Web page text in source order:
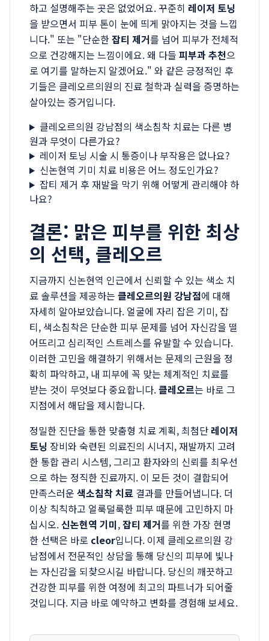
하고 설명해주는 곳은 없었어요. 꾸준히 레이저 토닝
을 받으면서 피부 톤이 눈에 띄게 맑아지는 것을 느낍
니다." 또는 "단순한잡티 제거를 넘어 피부가 전체적
으로 건강해지는 느낌이에요. 왜 다들 피부과 추천으
로 여기를 말하는지 알겠어요." 와 같은 긍정적인 후
기들은 클레오르의원의 진료 철학과 실력을 증명하는
살아있는 증거입니다.
클레오르의원 강남점의 색소침착 치료는 다른 병
원과 무엇이 다른가요?
레이저 토닝 시술 시 통증이나 부작용은 없나요?
신논현역 기미 치료 비용은 어느 정도인가요?
잡티 제거 후 재발을 막기 위해 어떻게 관리해야 하
나요?
결론: 맑은 피부를 위한 최상
의 선택, 클레오르
지금까지 신논현역 인근에서 신뢰할 수 있는 색소 치
료 솔루션을 제공하는 클레오르의원 강남점에 대해
자세히 알아보았습니다. 얼굴에 자리 잡은 기미, 잡
티, 색소침착은 단순한 피부 문제를 넘어 자신감을 떨
어뜨리고 심리적인 스트레스를 유발할 수 있습니다.
이러한 고민을 해결하기 위해서는 문제의 근원을 정
확히 파악하고, 내 피부에 꼭 맞는 체계적인 치료를
받는 것이 무엇보다 중요합니다.클레오르는 바로 그
지점에서 해답을 제시합니다.
정밀한 진단을 통한 맞춤형 치료 계획, 최첨단 레이저
토닝 장비와 숙련된 의료진의 시너지, 재발까지 고려
한 통합 관리 시스템, 그리고 환자와의 신뢰를 최우선
으로 하는 정직한 진료까지. 이 모든 것이 결합되어
만족스러운 색소침착 치료 결과를 만들어냅니다. 더
이상 칙칙하고 얼룩덜룩한 피부 때문에 고민하지 마
십시오.신논현역 기미,잡티 제거를 위한 가장 현명
한 선택은 바로 cleor입니다. 이제 클레오르의원 강
남점에서 전문적인 상담을 통해 당신의 피부에 빛나
는 자신감을 되찾으시길 바랍니다. 당신의 깨끗하고
건강한 피부를 위한 여정에 최고의 파트너가 되어줄
것입니다. 지금 바로 예약하고 변화를 경험해 보세요.